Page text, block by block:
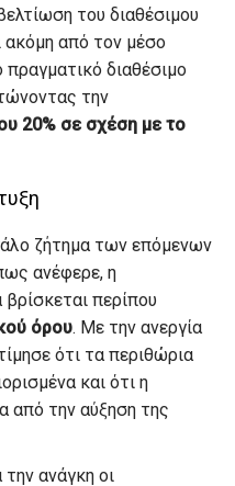
του διαθέσιμου
ακόμη από τον μέσο
διαθέσιμο
την
20% σε σχέση με το
ζήτημα των επόμενων
ανέφερε, η
περίπου
όρου. Με την ανεργία
ότι τα περιθώρια
και ότι η
από την αύξηση της
την ανάγκη οι